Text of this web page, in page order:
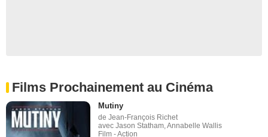
Films Prochainement au Cinéma
Mutiny
de Jean-François Richet
avec Jason Statham, Annabelle Wallis
Film - Action